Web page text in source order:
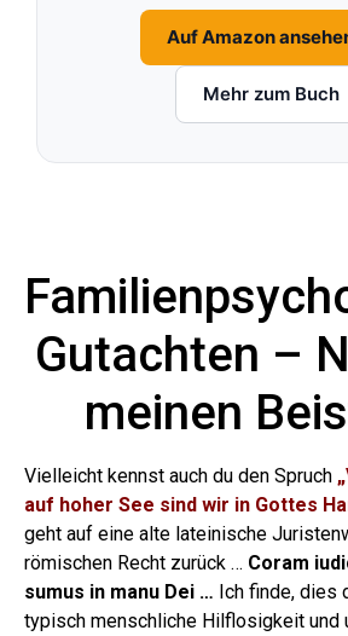
Auf Amazon
Mehr zum Buch
Gutachten –
meinen
Vielleicht kennst auch du den Spruch
auf hoher See sind wir in Gottes
geht auf eine alte lateinische
römischen Recht zurück … Coram
sumus in manu Dei … Ich finde, dies
typisch menschliche Hilflosigkeit und